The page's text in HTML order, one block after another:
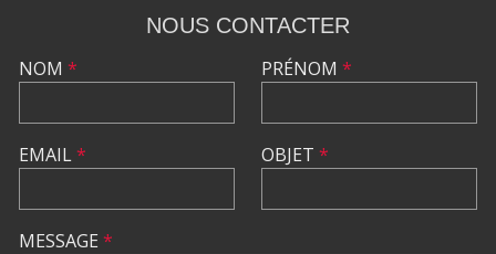
NOUS CONTACTER
NOM *
EMAIL*
PRÉNOM *
OBJET *
MESSAGE *